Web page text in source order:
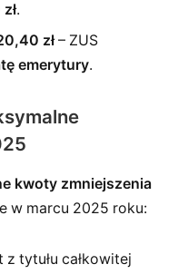
.
zł– ZUS
emerytury.
kwoty zmniejszenia
w marcu 2025 roku:
tytułu całkowitej